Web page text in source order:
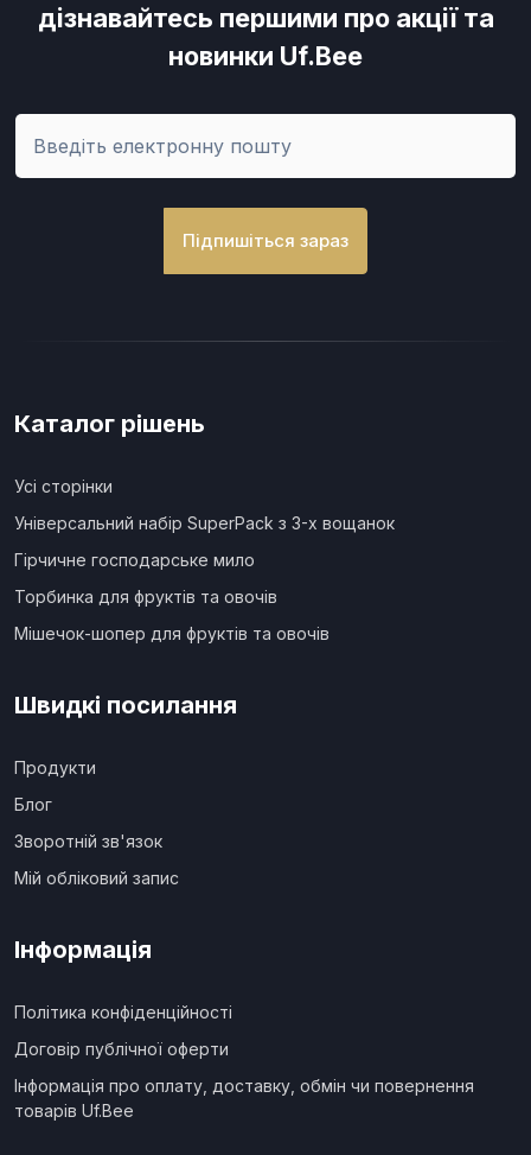
дізнавайтесь першими про акції та
новинки Uf.Bee
Підпишіться зараз
Каталог рішень
Усі сторінки
Універсальний набір SuperPack з 3-х вощанок
Гірчичне господарське мило
Торбинка для фруктів та овочів
Мішечок-шопер для фруктів та овочів
Швидкі посилання
Продукти
Блог
Зворотній зв'язок
Мій обліковий запис
Інформація
Політика конфіденційності
Договір публічної оферти
Інформація про оплату, доставку, обмін чи повернення
товарів Uf.Bee